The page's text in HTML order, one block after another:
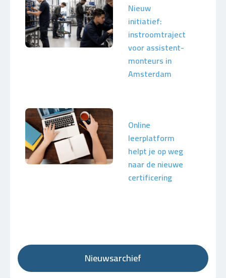
Nieuw
initiatief:
instroomtraject
voor assistent-
monteurs in
Amsterdam
Online
leerplatform
helpt je op weg
naar de nieuwe
certificering
Nieuwsarchief